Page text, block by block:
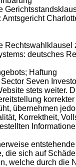
Rechtswahlklausel
deutsches
Haftung
Seven
stets weiter.
übernehmen
Korrektheit,
entstehende
die sich auf
welche durch die